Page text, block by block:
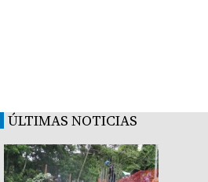
ÚLTIMAS NOTICIAS